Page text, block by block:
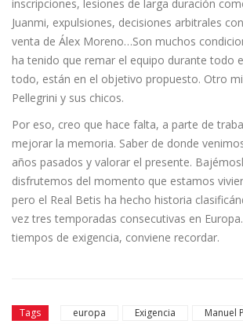
inscripciones, lesiones de larga duración
Juanmi, expulsiones, decisiones arbitrales
venta de Álex Moreno…Son muchos
ha tenido que remar el equipo durante todo
todo, están en el objetivo propuesto. Otro
Pellegrini y sus chicos.
Por eso, creo que hace falta, a parte de
mejorar la memoria. Saber de donde
años pasados y valorar el presente.
disfrutemos del momento que estamos
pero el Real Betis ha hecho historia
vez tres temporadas consecutivas en
tiempos de exigencia, conviene recordar.
Tags europa Exigencia
Manuel